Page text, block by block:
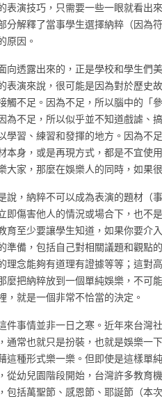
表演技巧，只需要一些一眼就看出
分解釋了當事學生選擇納粹（因為
原因。
向透露出來的，正是學校和學生們
表演來說，很可能是因為對於歷史
觸不足。因為不足，所以腦中的「
為不足，所以似乎並不知道戲謔、
學習、練習和發揮的地方。因為不
本身，或是再現方式，都是不宜使
大家，那麼在娛樂人的同時，如果
說，納粹不可以成為表演的題材（
即傷害他人的情況或場合下，也不
育至少要讓學生知道，如果你要介
準備，包括自己對相關議題和觀點
理念能夠有道理有證據等等；這對
麼把納粹放到一個單純娛樂，不可
，就是一個非常不恰當的決定。
件事情並非一日之寒。近年來台灣
通常也就只是扮裝，也就是娛樂一
這種形式樂一樂。但即使是這樣單
從幼兒園階段開始，台灣許多教育
包括萬聖節、感恩節、耶誕節（本